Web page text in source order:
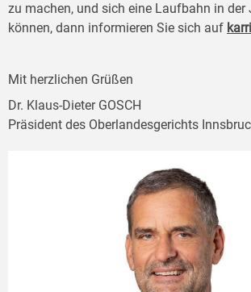
zu machen, und sich eine Laufbahn in der
können, dann informieren Sie sich auf
Mit herzlichen Grüßen
Dr. Klaus-Dieter GOSCH
Präsident des Oberlandesgerichts